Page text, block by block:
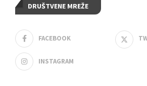
DRUŠTVENE MREŽE
FACEBOOK
INSTAGRAM